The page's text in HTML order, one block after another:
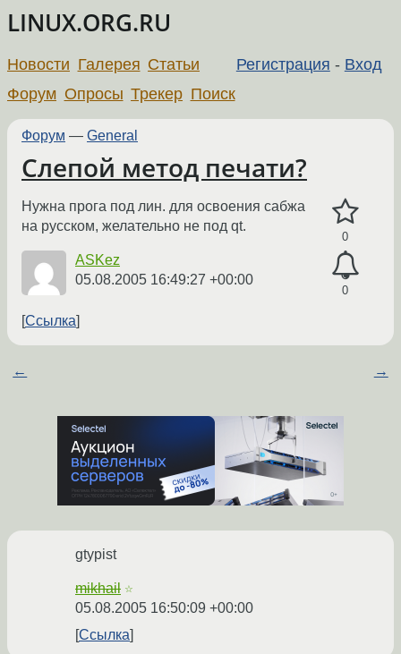
LINUX.ORG.RU
Регистрация - Вход
Новости Галерея Статьи
Форум Опросы Трекер Поиск
Форум — General
Слепой метод печати?
0
0
Нужна прога под лин. для освоения сабжа
на русском, желательно не под qt.
ASKez
05.08.2005 16:49:27 +00:00
Ссылка
← →
gtypist
mikhail ☆
05.08.2005 16:50:09 +00:00
Ссылка